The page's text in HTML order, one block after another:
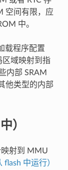
空间有限，应
中。
载程序配置
区域映射到指
内部 SRAM
他类型的内部
）
射到 MMU
flash 中运行）